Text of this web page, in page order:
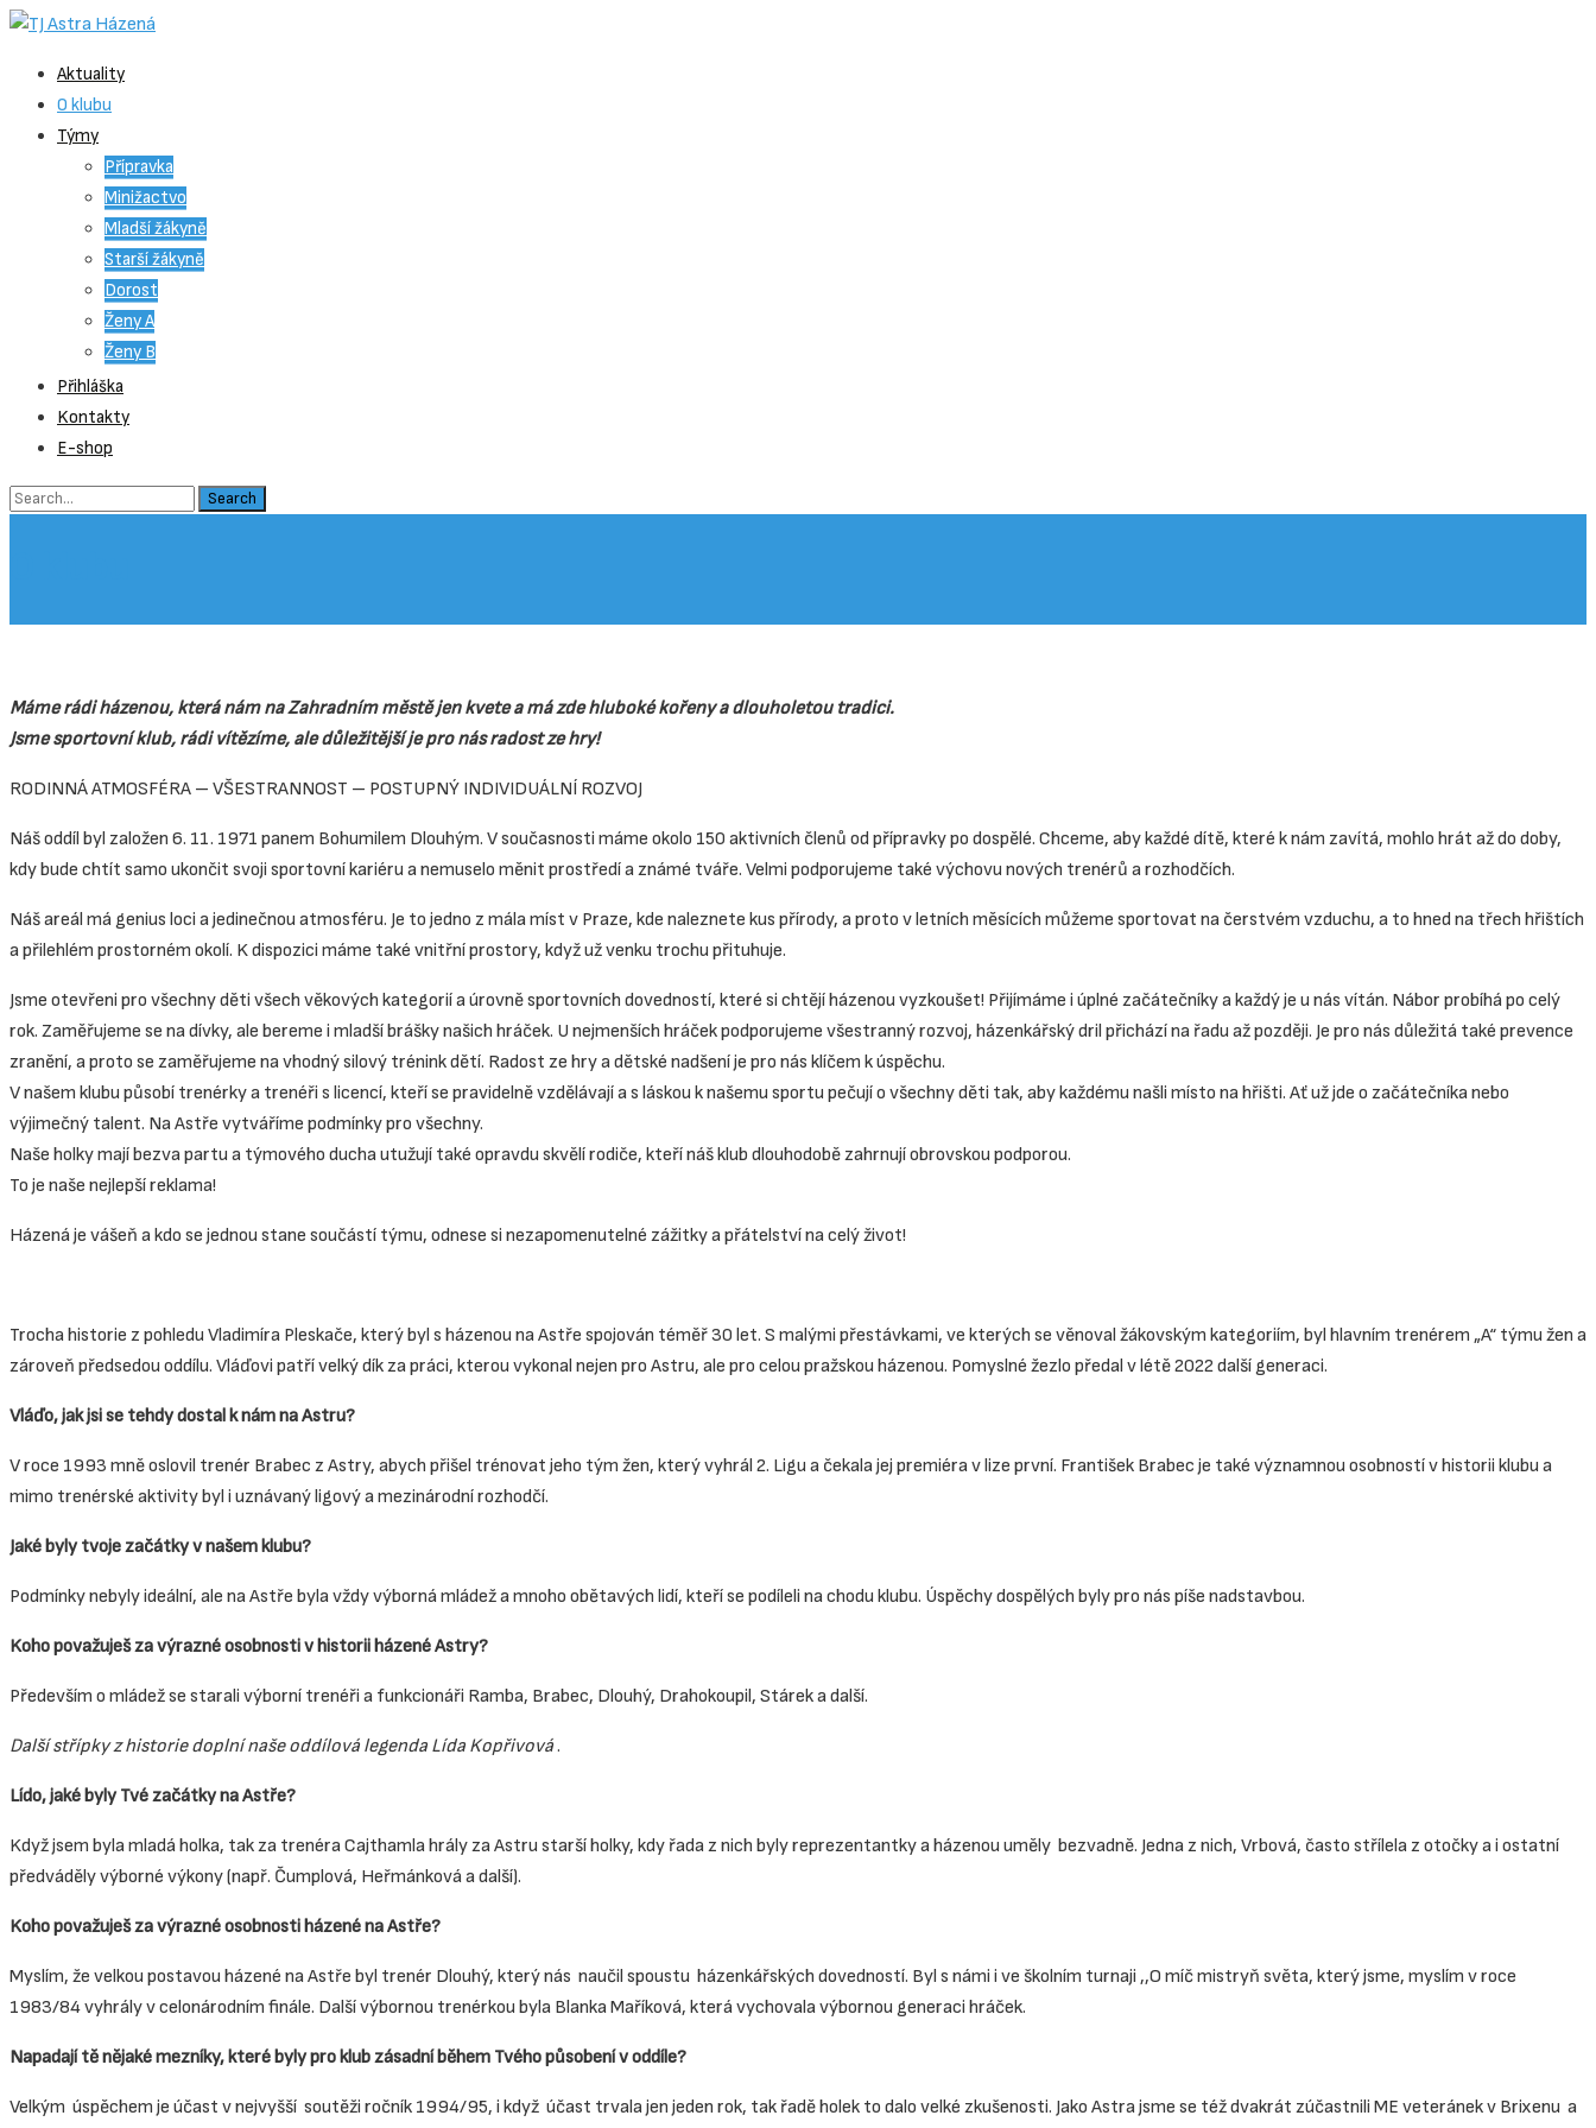
Skip
content
Aktuality
O klubu
Týmy
Přípravka
Minižactvo
Mladší žákyně
Starší žákyně
Dorost
Ženy A
Ženy B
Přihláška
Kontakty
E-shop
Search
Máme rádi házenou, která nám na Zahradním městě jen kvete a má zde hluboké kořeny a dlouholetou tradici.
Jsme sportovní klub, rádi vítězíme, ale důležitější je pro nás radost ze hry!
RODINNÁ ATMOSFÉRA – VŠESTRANNOST – POSTUPNÝ INDIVIDUÁLNÍ ROZVOJ
Náš oddíl byl založen 6. 11. 1971 panem Bohumilem Dlouhým. V současnosti máme okolo 150 aktivních členů od přípravky po dospělé. Chceme, aby každé dítě, které k nám zavítá, mohlo hrát až do doby,
kdy bude chtít samo ukončit svoji sportovní kariéru a nemuselo měnit prostředí a známé tváře. Velmi podporujeme také výchovu nových trenérů a rozhodčích.
Náš areál má genius loci a jedinečnou atmosféru. Je to jedno z mála míst v Praze, kde naleznete kus přírody, a proto v letních měsících můžeme sportovat na čerstvém vzduchu, a to hned na třech hřištích
a přilehlém prostorném okolí. K dispozici máme také vnitřní prostory, když už venku trochu přituhuje.
Jsme otevřeni pro všechny děti všech věkových kategorií a úrovně sportovních dovedností, které si chtějí házenou vyzkoušet! Přijímáme i úplné začátečníky a každý je u nás vítán. Nábor probíhá po celý
rok. Zaměřujeme se na dívky, ale bereme i mladší brášky našich hráček. U nejmenších hráček podporujeme všestranný rozvoj, házenkářský dril přichází na řadu až později. Je pro nás důležitá také prevence
zranění, a proto se zaměřujeme na vhodný silový trénink dětí. Radost ze hry a dětské nadšení je pro nás klíčem k úspěchu.
V našem klubu působí trenérky a trenéři s licencí, kteří se pravidelně vzdělávají a s láskou k našemu sportu pečují o všechny děti tak, aby každému našli místo na hřišti. Ať už jde o začátečníka nebo
výjimečný talent. Na Astře vytváříme podmínky pro všechny.
Naše holky mají bezva partu a týmového ducha utužují také opravdu skvělí rodiče, kteří náš klub dlouhodobě zahrnují obrovskou podporou.
To je naše nejlepší reklama!
Házená je vášeň a kdo se jednou stane součástí týmu, odnese si nezapomenutelné zážitky a přátelství na celý život!
Trocha historie z pohledu Vladimíra Pleskače, který byl s házenou na Astře spojován téměř 30 let. S malými přestávkami, ve kterých se věnoval žákovským kategoriím, byl hlavním trenérem „A“ týmu žen a
zároveň předsedou oddílu. Vláďovi patří velký dík za práci, kterou vykonal nejen pro Astru, ale pro celou pražskou házenou. Pomyslné žezlo předal v létě 2022 další generaci.
Vláďo, jak jsi se tehdy dostal k nám na Astru?
V roce 1993 mně oslovil trenér Brabec z Astry, abych přišel trénovat jeho tým žen, který vyhrál 2. Ligu a čekala jej premiéra v lize první. František Brabec je také významnou osobností v historii klubu a
mimo trenérské aktivity byl i uznávaný ligový a mezinárodní rozhodčí.
Jaké byly tvoje začátky v našem klubu?
Podmínky nebyly ideální, ale na Astře byla vždy výborná mládež a mnoho obětavých lidí, kteří se podíleli na chodu klubu. Úspěchy dospělých byly pro nás píše nadstavbou.
Koho považuješ za výrazné osobnosti v historii házené Astry?
Především o mládež se starali výborní trenéři a funkcionáři Ramba, Brabec, Dlouhý, Drahokoupil, Stárek a další.
Další střípky z historie doplní naše oddílová legenda Lída Kopřivová.
Lído, jaké byly Tvé začátky na Astře?
Když jsem byla mladá holka, tak za trenéra Cajthamla hrály za Astru starší holky, kdy řada z nich byly reprezentantky a házenou uměly bezvadně. Jedna z nich, Vrbová, často střílela z otočky a i ostatní
předváděly výborné výkony (např. Čumplová, Heřmánková a další).
Koho považuješ za výrazné osobnosti házené na Astře?
Myslím, že velkou postavou házené na Astře byl trenér Dlouhý, který nás naučil spoustu házenkářských dovedností. Byl s námi i ve školním turnaji ,,O míč mistryň světa, který jsme, myslím v roce
1983/84 vyhrály v celonárodním finále. Další výbornou trenérkou byla Blanka Maříková, která vychovala výbornou generaci hráček.
Napadají tě nějaké mezníky, které byly pro klub zásadní během Tvého působení v oddíle?
Velkým úspěchem je účast v nejvyšší soutěži ročník 1994/95, i když účast trvala jen jeden rok, tak řadě holek to dalo velké zkušenosti. Jako Astra jsme se též dvakrát zúčastnili ME veteránek v Brixenu a